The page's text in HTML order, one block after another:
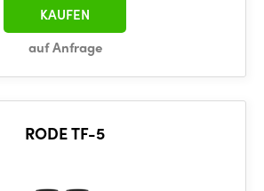
auf Anfrage
KAUFEN
RODE TF-5